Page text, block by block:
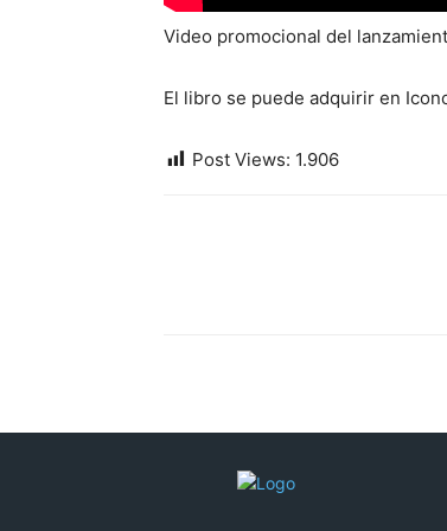
Video promocional del
El libro se puede adquirir en
Post Views: 1.906